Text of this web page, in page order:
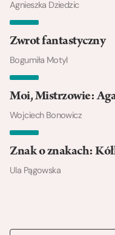
Agnieszka Dziedzic
Zwrot fantastyczny
Bogumiła Motyl
Moi, Mistrzowie:
Wojciech Bonowicz
Znak o znakach:
Ula Pągowska